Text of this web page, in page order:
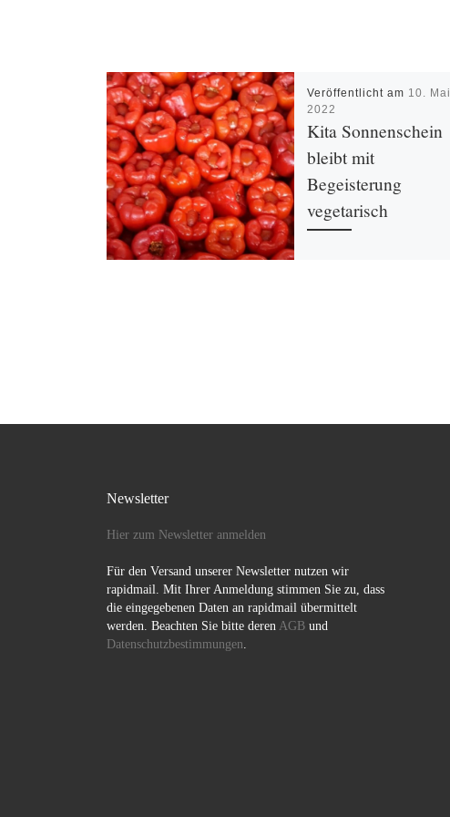
Veröffentlicht am 10. Mai
2022
Kita Sonnenschein
bleibt mit
Begeisterung
vegetarisch
Newsletter
Hier zum Newsletter anmelden
Für den Versand unserer Newsletter nutzen wir
rapidmail. Mit Ihrer Anmeldung stimmen Sie zu, dass
die eingegebenen Daten an rapidmail übermittelt
werden. Beachten Sie bitte deren AGB und
Datenschutzbestimmungen.